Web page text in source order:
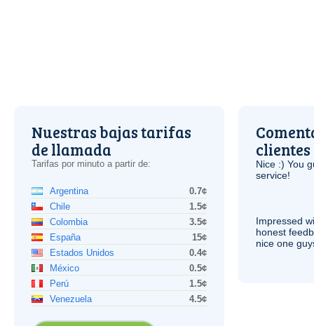
Nuestras bajas tarifas
de llamada
Tarifas por minuto a partir de:
Argentina
0.7¢
Chile
1.5¢
Colombia
3.5¢
España
15¢
Estados Unidos
0.4¢
México
0.5¢
Perú
1.5¢
Venezuela
4.5¢
clientes
Nice :) You
service!
Impressed
honest
nice one